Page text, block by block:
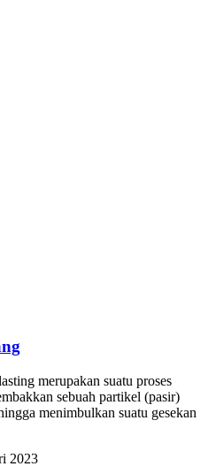
merupakan suatu proses
sebuah partikel (pasir)
menimbulkan suatu gesekan
2023